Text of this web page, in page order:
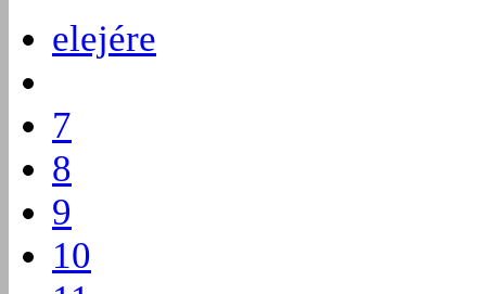
elejére
7
8
9
10